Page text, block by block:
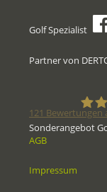
Golf Spezialist
Partner von
121 Bewertungen
Sonderangebot
AGB
Impressum